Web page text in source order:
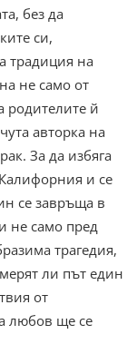
без да
си,
традиция на
не само от
родителите й
авторка на
За да избяга
и се
се завръща в
не само пред
трагедия,
ли път един
от
любов ще се